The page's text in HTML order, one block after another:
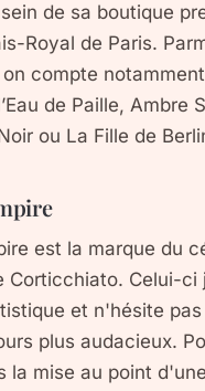
de sa boutique
Royal de Paris.
compte
de Paille, Ambre
ou La Fille de
est la marque du
Corticchiato. Celui-ci
et n'hésite
plus audacieux.
la mise au point